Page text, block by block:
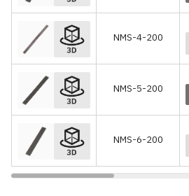
NMS-4-200
NMS-5-200
NMS-6-200